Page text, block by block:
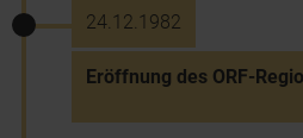
24.12.1982
Eröffnung des ORF-